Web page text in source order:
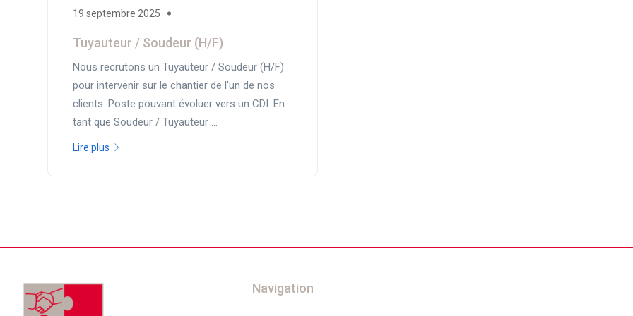
19 septembre 2025
Tuyauteur / Soudeur (H/F)
Nous recrutons un Tuyauteur / Soudeur (H/F)
pour intervenir sur le chantier de l’un de nos
clients. Poste pouvant évoluer vers un CDI. En
tant que Soudeur / Tuyauteur ...
Lire plus
Navigation